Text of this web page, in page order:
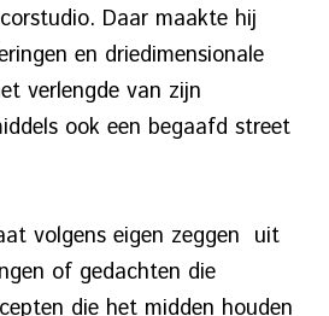
Daar maakte hij
en driedimensionale
verlengde van zijn
ook een begaafd street
volgens eigen zeggen uit
of gedachten die
die het midden houden